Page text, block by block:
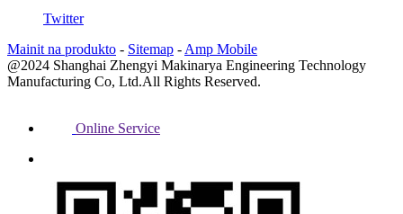
Twitter
Mainit na produkto - Sitemap - Amp Mobile
@2024 Shanghai Zhengyi Makinarya Engineering Technology
Manufacturing Co, Ltd.All Rights Reserved.
Online Service